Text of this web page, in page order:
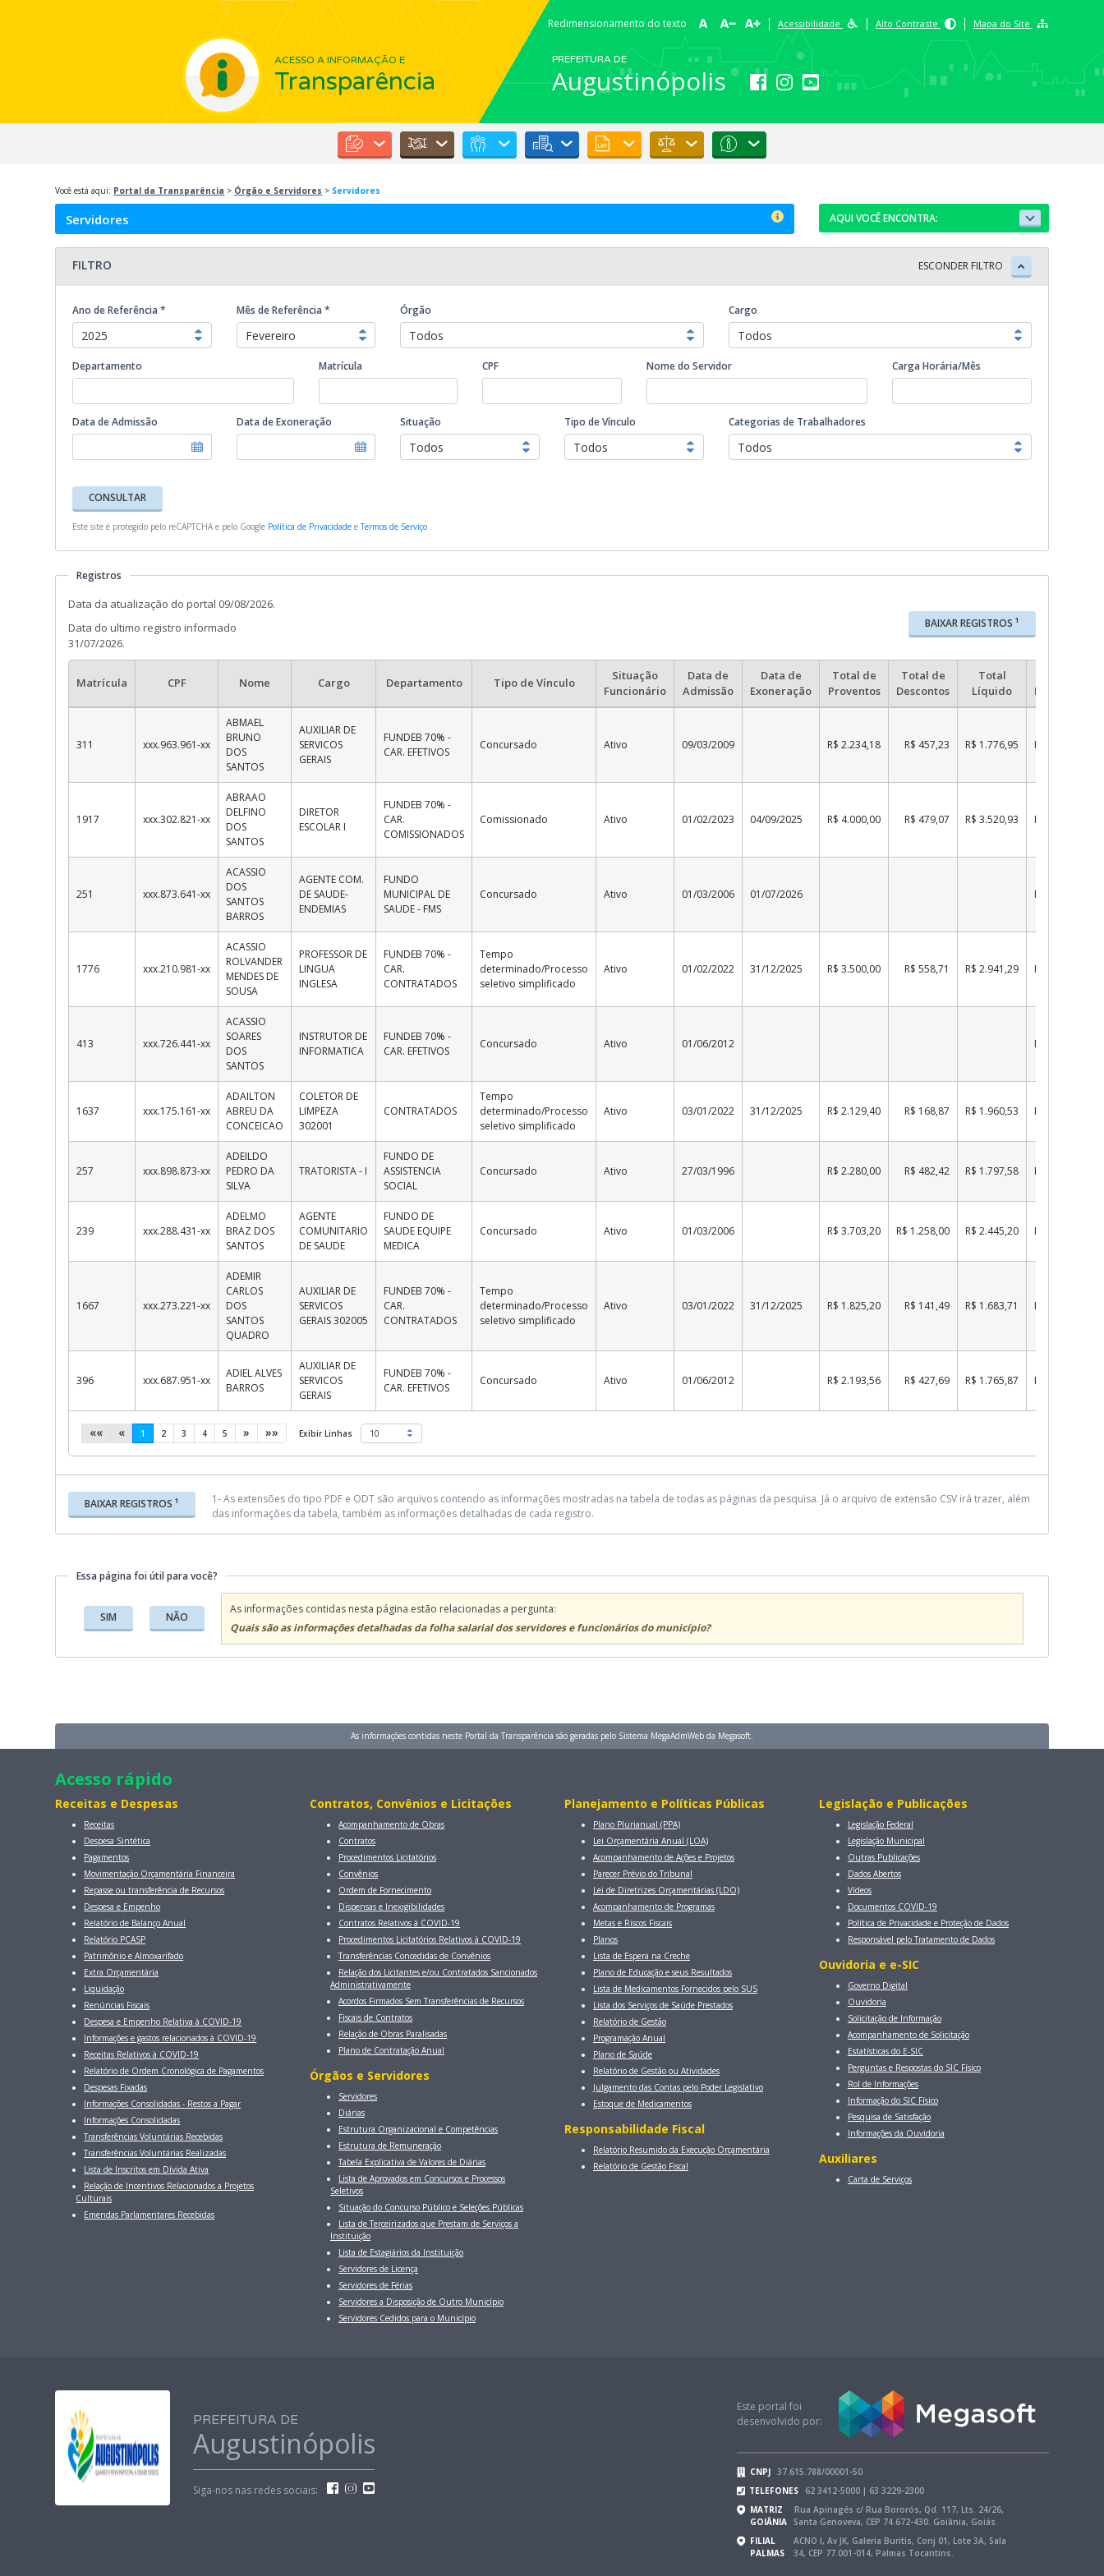
Redimensionamento do texto Acessibilidade Alto Contraste Mapa do Site
ACESSO A INFORMAÇÃO E
Transparência
PREFEITURA DE
Augustinópolis
Você está aqui: Portal da Transparência > Órgão e Servidores > Servidores
Servidores AQUI VOCÊ ENCONTRA:
Relação de servidores
Remunerações dos servidores
Tipo de Admissão dos servidores
FILTRO ESCONDER FILTRO
Ano de Referência *
2025
Mês de Referência *
Fevereiro
Órgão
Todos
Cargo
Todos
Departamento Matrícula CPF Nome do Servidor Carga Horária/Mês
Data de Admissão Data de Exoneração Situação
Todos
Tipo de Vínculo
Todos
Categorias de Trabalhadores
Todos
CONSULTAR
Este site é protegido pelo reCAPTCHA e pelo Google Política de Privacidade eTermos de Serviço .
Registros
Data da atualização do portal 09/08/2026.
Data do ultimo registro informado
31/07/2026.
BAIXAR REGISTROS 1
Matrícula CPF Nome Cargo Departamento Tipo de Vínculo
Situação
Funcionário
Data de
Admissão
Data de
Exoneração
Total de
Proventos
Total de
Descontos
Total
Líquido
Pagamento
311 xxx.963.961-xx
ABMAEL
BRUNO
DOS
SANTOS
AUXILIAR DE
SERVICOS
GERAIS
FUNDEB 70% -
CAR. EFETIVOS
Concursado Ativo 09/03/2009 R$ 2.234,18 R$ 457,23 R$ 1.776,95 PAGO
1917 xxx.302.821-xx
ABRAAO
DELFINO
DOS
SANTOS
DIRETOR
ESCOLAR I
FUNDEB 70% -
CAR.
COMISSIONADOS
Comissionado Ativo 01/02/2023 04/09/2025 R$ 4.000,00 R$ 479,07 R$ 3.520,93 PAGO
251 xxx.873.641-xx
ACASSIO
DOS
SANTOS
BARROS
AGENTE COM.
DE SAUDE-
ENDEMIAS
FUNDO
MUNICIPAL DE
SAUDE - FMS
Concursado Ativo 01/03/2006 01/07/2026 NÃO PAGO
1776 xxx.210.981-xx
ACASSIO
ROLVANDER
MENDES DE
SOUSA
PROFESSOR DE
LINGUA
INGLESA
FUNDEB 70% -
CAR.
CONTRATADOS
Tempo
determinado/Processo
seletivo simplificado
Ativo 01/02/2022 31/12/2025 R$ 3.500,00 R$ 558,71 R$ 2.941,29 PAGO
413 xxx.726.441-xx
ACASSIO
SOARES
DOS
SANTOS
INSTRUTOR DE
INFORMATICA
FUNDEB 70% -
CAR. EFETIVOS
Concursado Ativo 01/06/2012 NÃO PAGO
1637 xxx.175.161-xx
ADAILTON
ABREU DA
CONCEICAO
COLETOR DE
LIMPEZA
302001
CONTRATADOS
Tempo
determinado/Processo
seletivo simplificado
Ativo 03/01/2022 31/12/2025 R$ 2.129,40 R$ 168,87 R$ 1.960,53 PAGO
257 xxx.898.873-xx
ADEILDO
PEDRO DA
SILVA
TRATORISTA - I
FUNDO DE
ASSISTENCIA
SOCIAL
Concursado Ativo 27/03/1996 R$ 2.280,00 R$ 482,42 R$ 1.797,58 PAGO
239 xxx.288.431-xx
ADELMO
BRAZ DOS
SANTOS
AGENTE
COMUNITARIO
DE SAUDE
FUNDO DE
SAUDE EQUIPE
MEDICA
Concursado Ativo 01/03/2006 R$ 3.703,20 R$ 1.258,00 R$ 2.445,20 PAGO
1667 xxx.273.221-xx
ADEMIR
CARLOS
DOS
SANTOS
QUADRO
AUXILIAR DE
SERVICOS
GERAIS 302005
FUNDEB 70% -
CAR.
CONTRATADOS
Tempo
determinado/Processo
seletivo simplificado
Ativo 03/01/2022 31/12/2025 R$ 1.825,20 R$ 141,49 R$ 1.683,71 PAGO
396 xxx.687.951-xx
ADIEL ALVES
BARROS
AUXILIAR DE
SERVICOS
GERAIS
FUNDEB 70% -
CAR. EFETIVOS
Concursado Ativo 01/06/2012 R$ 2.193,56 R$ 427,69 R$ 1.765,87 PAGO
«« « 1 (current)
2 3 4 5 » »» Exibir Linhas 10
BAIXAR REGISTROS1
1- As extensões do tipo PDF e ODT são arquivos contendo as informações mostradas na tabela de todas as páginas da pesquisa. Já o arquivo de extensão CSV irá trazer, além
das informações da tabela, também as informações detalhadas de cada registro.
Essa página foi útil para você?
Essa página foi útil para você?
SIM NÃO
As informações contidas nesta página estão relacionadas a pergunta:
Quais são as informações detalhadas da folha salarial dos servidores e funcionários do município?
As informações contidas neste Portal da Transparência são geradas pelo Sistema MegaAdmWeb da Megasoft.
Acesso rápido
Receitas e Despesas
Receitas
Despesa Sintética
Pagamentos
Movimentação Orçamentária Financeira
Repasse ou transferência de Recursos
Despesa e Empenho
Relatório de Balanço Anual
Relatório PCASP
Patrimônio e Almoxarifado
Extra Orçamentária
Liquidação
Renúncias Fiscais
Despesa e Empenho Relativa à COVID-19
Informações e gastos relacionados à COVID-19
Receitas Relativos à COVID-19
Relatório de Ordem Cronológica de Pagamentos
Despesas Fixadas
Informações Consolidadas - Restos a Pagar
Informações Consolidadas
Transferências Voluntárias Recebidas
Transferências Voluntárias Realizadas
Lista de Inscritos em Dívida Ativa
Relação de Incentivos Relacionados a Projetos
Culturais
Emendas Parlamentares Recebidas
Contratos, Convênios e Licitaçōes
Acompanhamento de Obras
Contratos
Procedimentos Licitatórios
Convênios
Ordem de Fornecimento
Dispensas e Inexigibilidades
Contratos Relativos à COVID-19
Procedimentos Licitatórios Relativos à COVID-19
Transferências Concedidas de Convênios
Relação dos Licitantes e/ou Contratados Sancionados
Administrativamente
Acordos Firmados Sem Transferências de Recursos
Fiscais de Contratos
Relação de Obras Paralisadas
Plano de Contratação Anual
Órgãos e Servidores
Servidores
Diárias
Estrutura Organizacional e Competências
Estrutura de Remuneração
Tabela Explicativa de Valores de Diárias
Lista de Aprovados em Concursos e Processos
Seletivos
Situação do Concurso Público e Seleções Públicas
Lista de Terceirizados que Prestam de Serviços a
Instituição
Lista de Estagiários da Instituição
Servidores de Licença
Servidores de Férias
Servidores a Disposição de Outro Município
Servidores Cedidos para o Município
Planejamento e Políticas Públicas
Plano Plurianual (PPA)
Lei Orçamentária Anual (LOA)
Acompanhamento de Ações e Projetos
Parecer Prévio do Tribunal
Lei de Diretrizes Orçamentárias (LDO)
Acompanhamento de Programas
Metas e Riscos Fiscais
Planos
Lista de Espera na Creche
Plano de Educação e seus Resultados
Lista de Medicamentos Fornecidos pelo SUS
Lista dos Serviços de Saúde Prestados
Relatório de Gestão
Programação Anual
Plano de Saúde
Relatório de Gestão ou Atividades
Julgamento das Contas pelo Poder Legislativo
Estoque de Medicamentos
Responsabilidade Fiscal
Relatório Resumido da Execução Orçamentária
Relatório de Gestão Fiscal
Legislação e Publicações
Legislação Federal
Legislação Municipal
Outras Publicações
Dados Abertos
Vídeos
Documentos COVID-19
Política de Privacidade e Proteção de Dados
Responsável pelo Tratamento de Dados
Ouvidoria e e-SIC
Governo Digital
Ouvidoria
Solicitação de Informação
Acompanhamento de Solicitação
Estatísticas do E-SIC
Perguntas e Respostas do SIC Físico
Rol de Informações
Informação do SIC Físico
Pesquisa de Satisfação
Informações da Ouvidoria
Auxiliares
Carta de Serviços
PREFEITURA DE
Augustinópolis
Siga-nos nas redes sociais:
Este portal foi
desenvolvido por:
CNPJ 37.615.788/00001-50
TELEFONES
62 3412-5000 | 63 3229-2300
MATRIZ
Rua Apinagés c/ Rua Bororós, Qd. 117, Lts. 24/26,
GOIÂNIA
Santa Genoveva, CEP 74.672-430. Goiânia, Goiás.
FILIAL
ACNO l, Av JK, Galeria Buritis, Conj 01, Lote 3A, Sala
PALMAS
34, CEP 77.001-014, Palmas Tocantins.